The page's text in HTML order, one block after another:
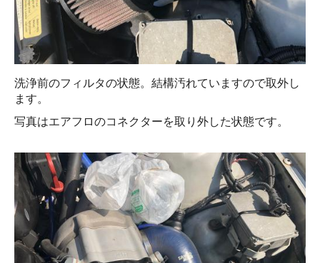
洗浄前のフィルタの状態。結構汚れていますので取外し
ます。
写真はエアフロのコネクターを取り外した状態です。